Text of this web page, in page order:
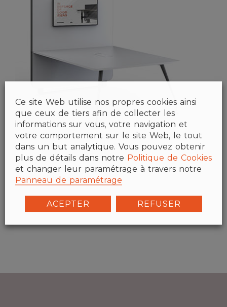
VIVA multimedia
Ce site Web utilise nos propres cookies ainsi
que ceux de tiers afin de collecter les
informations sur vous, votre navigation et
votre comportement sur le site Web, le tout
dans un but analytique. Vous pouvez obtenir
plus de détails dans notre Politique de Cookies
et changer leur paramétrage à travers notre
Panneau de paramétrage
ACEPTER REFUSER